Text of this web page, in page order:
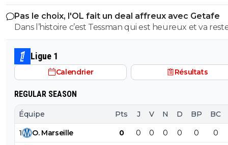
merde a grosse tête
Pas le choix, l'OL fait un deal affreux avec Getafe
Dans l’histoire c’est Tessman qui est heureux et va
chez nous Et on va meme pas prêter De Carvalho débile
aussiLigue 1
Calendrier Résultats
REGULAR SEASON
Équipe Pts J V N D BP BC
1 O. Marseille 0 0 0 0 0 0 0